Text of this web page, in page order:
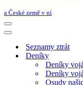
a České země v ní
Navigační
menu
Navigační
Seznamy ztrát
Deníky
Deníky
Deníky
Osudy